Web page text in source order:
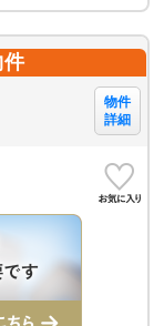
件
物件
詳細